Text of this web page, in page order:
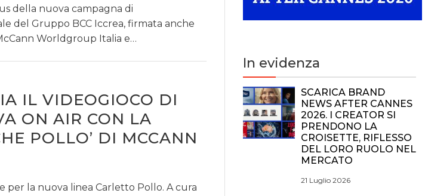
della nuova campagna di
del Gruppo BCC Iccrea, firmata anche
Worldgroup Italia e…
IL VIDEOGIOCO DI
ON AIR CON LA
POLLO’ DI MCCANN
per la nuova linea Carletto Pollo. A cura
In evidenza
SCARICA BRAND
NEWS AFTER CANNES
2026. I CREATOR SI
PRENDONO LA
CROISETTE, RIFLESSO
DEL LORO RUOLO NEL
MERCATO
21 Luglio 2026